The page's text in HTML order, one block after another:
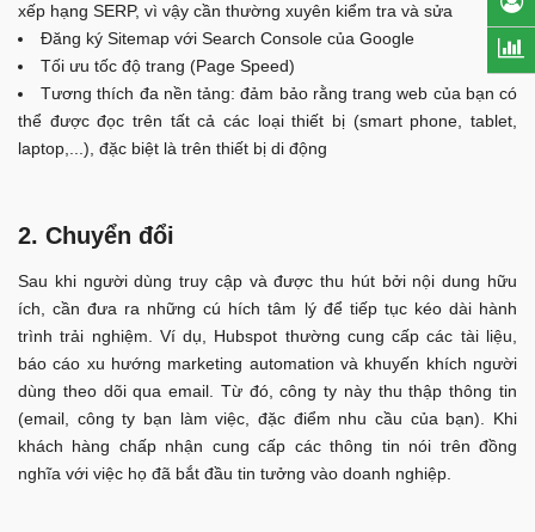
xếp hạng SERP, vì vậy cần thường xuyên kiểm tra và sửa
Đăng ký Sitemap với Search Console của Google
Tối ưu tốc độ trang (Page Speed)
Tương thích đa nền tảng: đảm bảo rằng trang web của bạn có
thể được đọc trên tất cả các loại thiết bị (smart phone, tablet,
laptop,...), đặc biệt là trên thiết bị di động
2. Chuyển đổi
Sau khi người dùng truy cập và được thu hút bởi nội dung hữu
ích, cần đưa ra những cú hích tâm lý để tiếp tục kéo dài hành
trình trải nghiệm. Ví dụ, Hubspot thường cung cấp các tài liệu,
báo cáo xu hướng marketing automation và khuyến khích người
dùng theo dõi qua email. Từ đó, công ty này thu thập thông tin
(email, công ty bạn làm việc, đặc điểm nhu cầu của bạn). Khi
khách hàng chấp nhận cung cấp các thông tin nói trên đồng
nghĩa với việc họ đã bắt đầu tin tưởng vào doanh nghiệp.